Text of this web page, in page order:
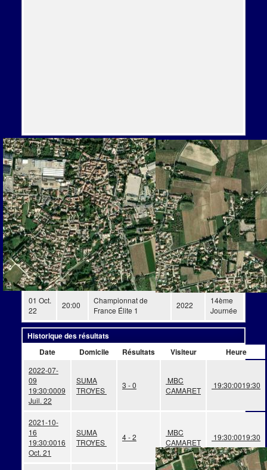
Officiels
Détails
Historique des résultats
Officiels
Arbitre Officiel
BARTHOLEMOT David
COLOMBO Stéphan
Détails
Date
Heure Compétition Saison Journée
01 Oct.
22
20:00
Championnat de
France Élite 1
2022
14ème
Journée
Historique des résultats
Date
Domicile Résultats Visiteur Heure
2022-07-
09
19:30:0009
Juil. 22
SUMA
TROYES
3 - 0
MBC
CAMARET
19:30:0019:30
2021-10-
16
19:30:0016
Oct. 21
SUMA
TROYES
4 - 2
MBC
CAMARET
19:30:0019:30